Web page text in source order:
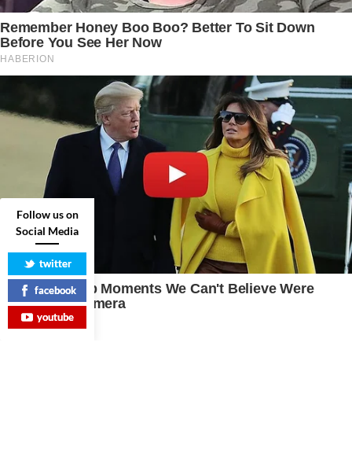
Follow us on
Social Media
twitter
facebook
youtube